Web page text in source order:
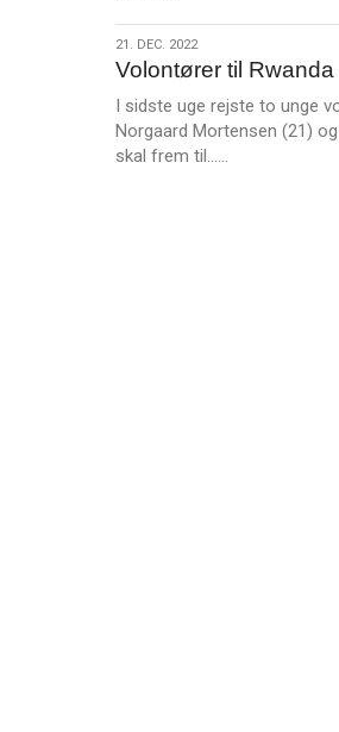
s
m
e
r
e
21.
dec.
2022
21. DEC. 2022
Volontører til Rwanda
I sidste uge rejste to unge
Norgaard Mortensen (21)
skal frem til……